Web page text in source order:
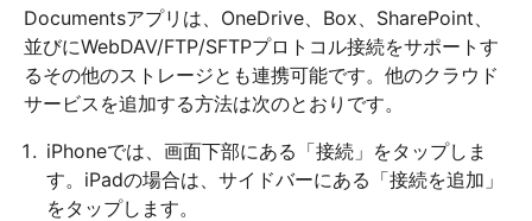
Documentsアプリは、OneDrive、Box、SharePoint、
並びにWebDAV/FTP/SFTPプロトコル接続をサポートす
るその他のストレージとも連携可能です。他のクラウド
サービスを追加する方法は次のとおりです。
iPhoneでは、画面下部にある「接続」をタップしま
す。iPadの場合は、サイドバーにある「接続を追加」
をタップします。